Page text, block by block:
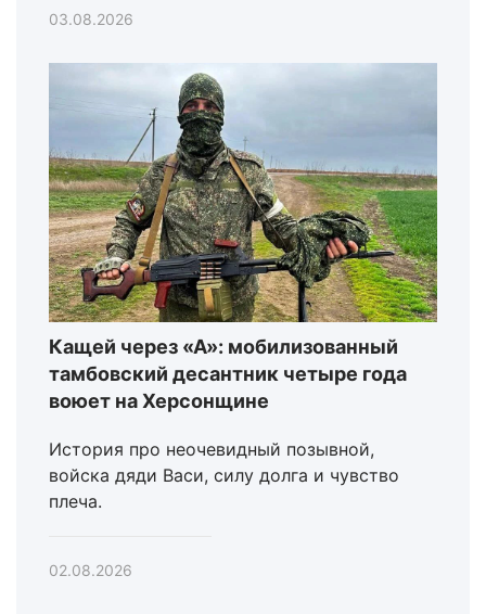
03.08.2026
Кащей через «А»: мобилизованный
тамбовский десантник четыре года
воюет на Херсонщине
История про неочевидный позывной,
войска дяди Васи, силу долга и чувство
плеча.
02.08.2026